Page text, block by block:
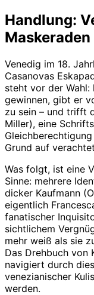
Handlung:
Venedig im 18.
Casanovas
steht vor der
gewinnen, gibt er
zu sein – und trifft
Miller), eine
Grund auf
Was folgt, ist eine
Sinne: mehrere
dicker Kaufmann
eigentlich
fanatischer
sichtlichem
mehr weiß als sie
Das Drehbuch von
navigiert durch
venezianischer
werden.